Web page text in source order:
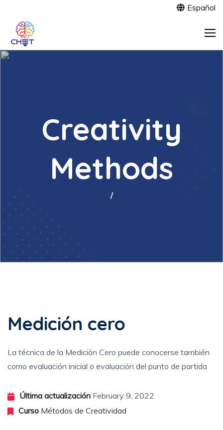
Español
BACK
Caja de herramientas de técnicas de creatividad
Creativity
Methods
/
Medición cero
La técnica de la Medición Cero puede conocerse también
como evaluación inicial o evaluación del punto de partida
Última actualización February 9, 2022
Curso Métodos de Creatividad